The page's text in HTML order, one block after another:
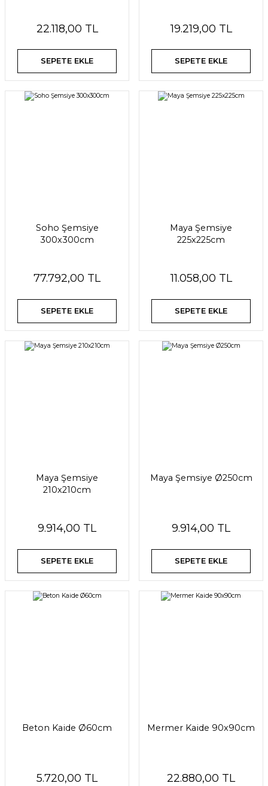
22.118,00 TL
SEPETE EKLE
19.219,00 TL
SEPETE EKLE
Soho Şemsiye
300x300cm
77.792,00 TL
SEPETE EKLE
Maya Şemsiye
225x225cm
11.058,00 TL
SEPETE EKLE
Maya Şemsiye
210x210cm
9.914,00 TL
SEPETE EKLE
Maya Şemsiye Ø250cm
9.914,00 TL
SEPETE EKLE
Beton Kaide Ø60cm
5.720,00 TL
Mermer Kaide 90x90cm
22.880,00 TL